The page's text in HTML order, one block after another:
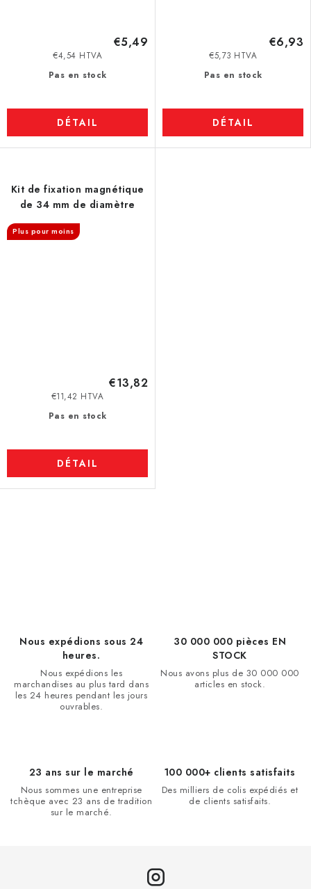
Pas en stock
€4,54 HTVA
€5,49
DÉTAIL
Pas en stock
€5,73 HTVA
€6,93
DÉTAIL
Kit de fixation magnétique
de 34 mm de diamètre
Plus pour moins
Pas en stock
€11,42 HTVA
€13,82
DÉTAIL
e
e
Nous expédions sous 24
heures.
Nous expédions les
marchandises au plus tard dans
les 24 heures pendant les jours
ouvrables.
30 000 000 pièces EN
STOCK
Nous avons plus de 30 000 000
articles en stock.
23 ans sur le marché
Nous sommes une entreprise
tchèque avec 23 ans de tradition
sur le marché.
100 000+ clients satisfaits
Des milliers de colis expédiés et
de clients satisfaits.